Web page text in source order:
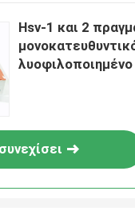
Hsv-1 και 2
λυοφιλοποιημένο